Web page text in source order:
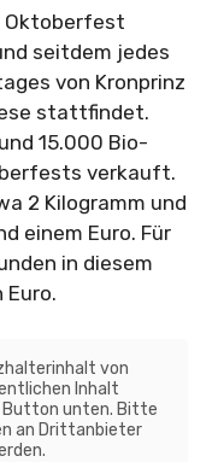
Oktoberfest
seitdem jedes
von Kronprinz
stattfindet.
15.000 Bio-
verkauft.
2 Kilogramm und
einem Euro. Für
in diesem
von
Inhalt
Button unten. Bitte
an Drittanbieter